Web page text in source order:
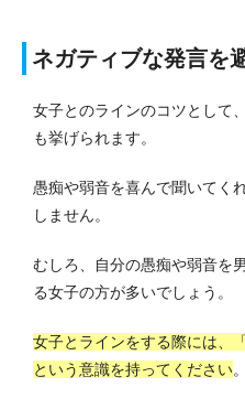
ネガティブな発言を
女子とのラインのコツとして
も挙げられます。
愚痴や弱音を喜んで聞いてく
しません。
むしろ、自分の愚痴や弱音を
る女子の方が多いでしょう。
女子とラインをする際には、
という意識を持ってください。